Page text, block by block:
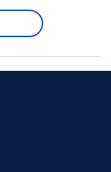
mediante
da rede